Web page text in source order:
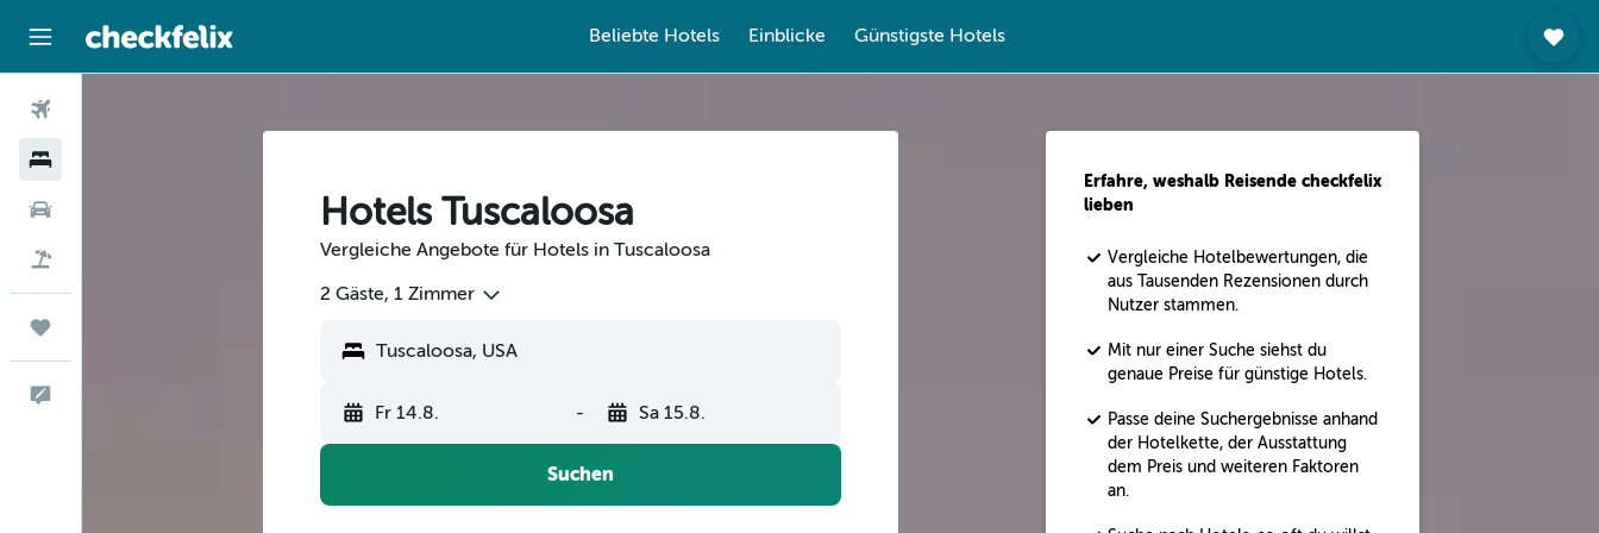
Beliebte Hotels Einblicke Günstigste Hotels
Hotels Tuscaloosa
Vergleiche Angebote für Hotels in Tuscaloosa
2 Gäste, 1 Zimmer
Fr 14.8. - Sa 15.8.
Suchen
Erfahre, weshalb Reisende checkfelix
lieben
Vergleiche Hotelbewertungen, die
aus Tausenden Rezensionen durch
Nutzer stammen.
Mit nur einer Suche siehst du
genaue Preise für günstige Hotels.
Passe deine Suchergebnisse anhand
der Hotelkette, der Ausstattung
dem Preis und weiteren Faktoren
an.